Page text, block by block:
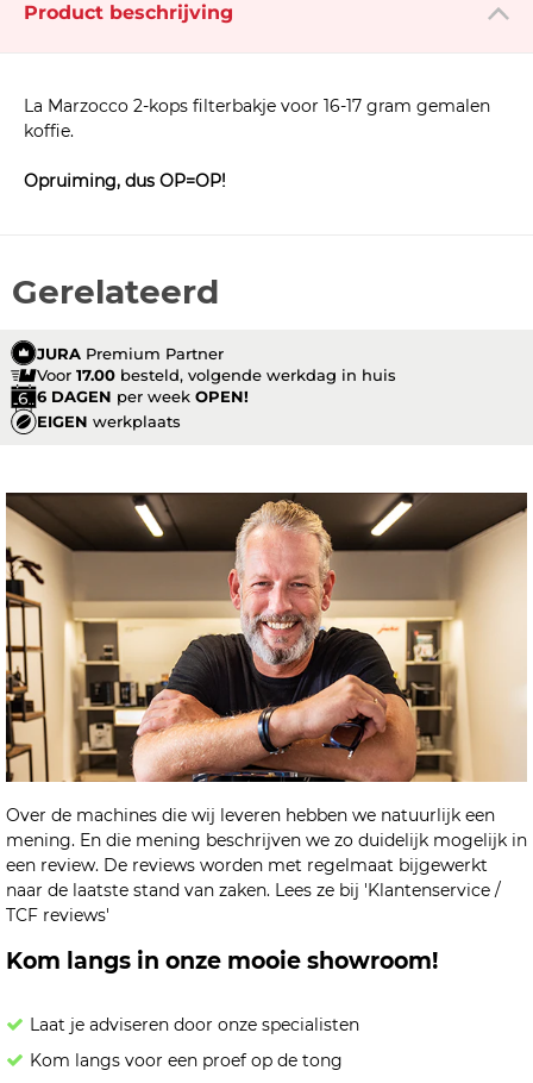
Product beschrijving
La Marzocco 2-kops filterbakje voor 16-17 gram gemalen
koffie.
Opruiming, dus OP=OP!
Gerelateerd
JURA Premium Partner
Voor 17.00 besteld, volgende werkdag in huis
6 DAGEN per week OPEN!
EIGEN werkplaats
Over de machines die wij leveren hebben we natuurlijk een
mening. En die mening beschrijven we zo duidelijk mogelijk in
een review. De reviews worden met regelmaat bijgewerkt
naar de laatste stand van zaken. Lees ze bij 'Klantenservice /
TCF reviews'
Kom langs in onze mooie showroom!
Laat je adviseren door onze specialisten
Kom langs voor een proef op de tong